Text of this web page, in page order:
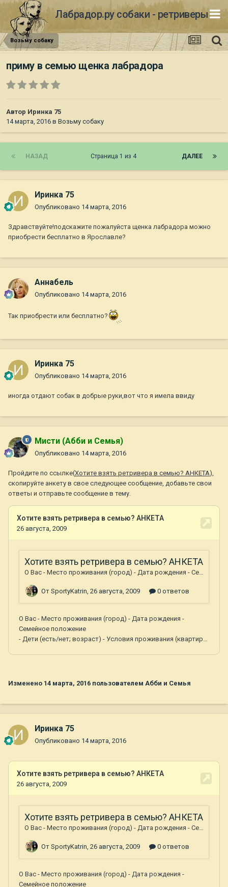
Лабрадор.ру собаки - ретриверы
Возьму собаку
приму в семью щенка лабрадора
Автор Иринка 75
14 марта, 2016 в Возьму собаку
НАЗАД ДАЛЕЕ
Страница 1 из 4
Иринка 75
Опубликовано 14 марта, 2016
Здравствуйте!подскажите пожалуйста щенка лабрадора можно
приобрести бесплатно в Ярославле?
Aннaбель
Опубликовано 14 марта, 2016
Так приобрести или бесплатно?
Иринка 75
Опубликовано 14 марта, 2016
иногда отдают собак в добрые руки,вот что я имела ввиду
Мисти (Абби и Семья)
Опубликовано 14 марта, 2016
Пройдите по ссылке(Хотите взять ретривера в семью? АНКЕТА),
скопируйте анкету в свое следующее сообщение, добавьте свои
ответы и отправьте сообщение в тему.
Изменено 14 марта, 2016 пользователем Абби и Семья
Иринка 75
Опубликовано 14 марта, 2016